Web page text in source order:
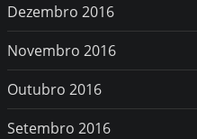
Dezembro 2016
Novembro 2016
Outubro 2016
Setembro 2016